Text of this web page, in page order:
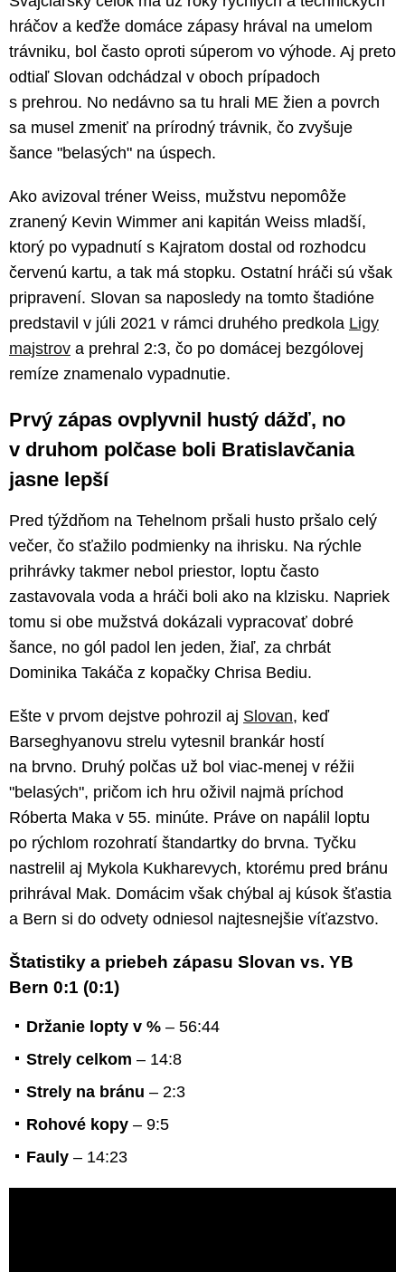
hráčov a keďže domáce zápasy hrával na umelom
trávniku, bol často oproti súperom vo výhode. Aj preto
odtiaľ Slovan odchádzal v oboch prípadoch
s prehrou. No nedávno sa tu hrali ME žien a povrch
sa musel zmeniť na prírodný trávnik, čo zvyšuje
šance "belasých" na úspech.
Ako avizoval tréner Weiss, mužstvu nepomôže
zranený Kevin Wimmer ani kapitán Weiss mladší,
ktorý po vypadnutí s Kajratom dostal od rozhodcu
červenú kartu, a tak má stopku. Ostatní hráči sú však
pripravení. Slovan sa naposledy na tomto štadióne
predstavil v júli 2021 v rámci druhého predkola Ligy
majstrov a prehral 2:3, čo po domácej bezgólovej
remíze znamenalo vypadnutie.
Prvý zápas ovplyvnil hustý dážď, no
v druhom polčase boli Bratislavčania
jasne lepší
Pred týždňom na Tehelnom pršali husto pršalo celý
večer, čo sťažilo podmienky na ihrisku. Na rýchle
prihrávky takmer nebol priestor, loptu často
zastavovala voda a hráči boli ako na klzisku. Napriek
tomu si obe mužstvá dokázali vypracovať dobré
šance, no gól padol len jeden, žiaľ, za chrbát
Dominika Takáča z kopačky Chrisa Bediu.
Ešte v prvom dejstve pohrozil aj Slovan, keď
Barseghyanovu strelu vytesnil brankár hostí
na brvno. Druhý polčas už bol viac-menej v réžii
"belasých", pričom ich hru oživil najmä príchod
Róberta Maka v 55. minúte. Práve on napálil loptu
po rýchlom rozohratí štandartky do brvna. Tyčku
nastrelil aj Mykola Kukharevych, ktorému pred bránu
prihrával Mak. Domácim však chýbal aj kúsok šťastia
a Bern si do odvety odniesol najtesnejšie víťazstvo.
Štatistiky a priebeh zápasu Slovan vs. YB
Bern 0:1 (0:1)
Držanie lopty v % – 56:44
Strely celkom – 14:8
Strely na bránu – 2:3
Rohové kopy – 9:5
Fauly – 14:23